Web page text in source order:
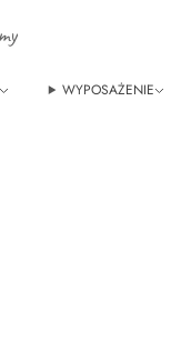
WYPOSAŻENIE